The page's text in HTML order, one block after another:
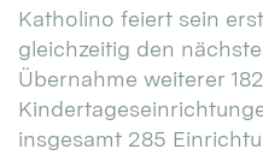
Katholino feiert sein
gleichzeitig den
Übernahme weiterer
insgesamt 285